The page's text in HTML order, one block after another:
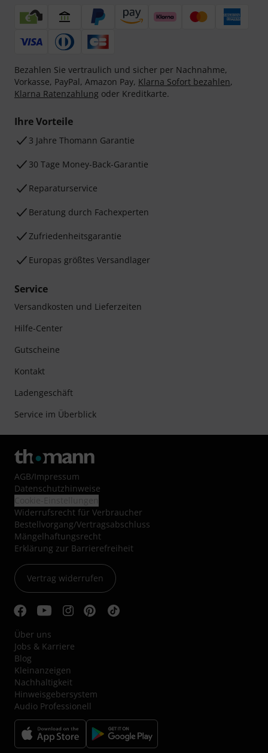
Bezahlen Sie vertraulich und sicher per Nachnahme,
Vorkasse, PayPal, Amazon Pay, Klarna Sofort bezahlen,
Klarna Ratenzahlung oder Kreditkarte.
Ihre Vorteile
3 Jahre Thomann Garantie
30 Tage Money-Back-Garantie
Reparaturservice
Beratung durch Fachexperten
Zufriedenheitsgarantie
Europas größtes Versandlager
Service
Versandkosten und Lieferzeiten
Hilfe-Center
Gutscheine
Kontakt
Ladengeschäft
Service im Überblick
AGB/Impressum
Datenschutzhinweise
Widerrufsrecht für Verbraucher
Bestellvorgang/Vertragsabschluss
Mängelhaftungsrecht
Erklärung zur Barrierefreiheit
Vertrag widerrufen
Über uns
Jobs & Karriere
Blog
Kleinanzeigen
Nachhaltigkeit
Hinweisgebersystem
Audio Professionell